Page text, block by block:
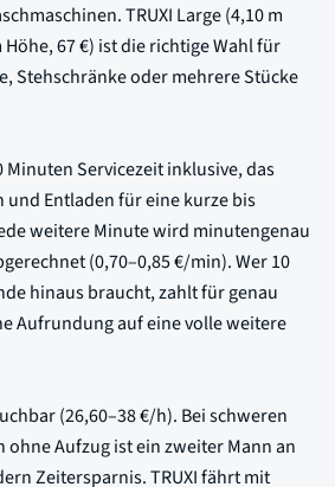
TRUXI Large (4,10 m
67 €) ist die richtige Wahl für
Stehschränke oder mehrere Stücke
Minuten Servicezeit inklusive, das
und Entladen für eine kurze bis
weitere Minute wird minutengenau
(0,70–0,85 €/min). Wer 10
hinaus braucht, zahlt für genau
Aufrundung auf eine volle weitere
(26,60–38 €/h). Bei schweren
ohne Aufzug ist ein zweiter Mann an
Zeitersparnis. TRUXI fährt mit